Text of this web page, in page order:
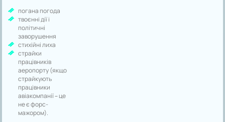
погана погода
твоєнні дії і
політичні
заворушення
стихійні лиха
страйки
працівників
аеропорту (якщо
страйкують
працівники
авіакомпанії – це
не є форс-
мажором).